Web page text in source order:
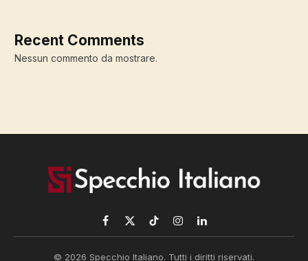
Recent Comments
Nessun commento da mostrare.
Facebook
X
TikTokInstagramLinkedIn
© 2026 Specchio Italiano. Tutti i diritti riservati.